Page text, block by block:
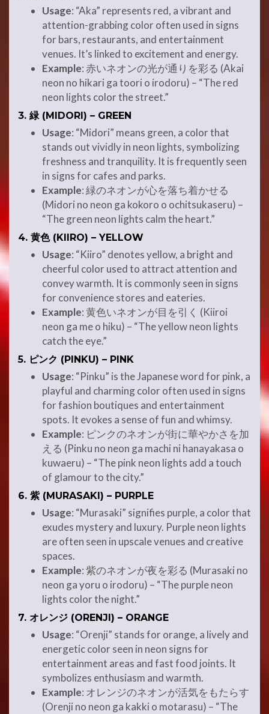
Usage: “Aka” represents red, a vibrant and
attention-grabbing color often used in signs
for bars, restaurants, and entertainment
venues. It’s linked to excitement and energy.
Example: 赤いネオンの光が通りを彩る (Akai
neon no hikari ga toori o irodoru) – “The red
neon lights color the street.”
3. 緑 (MIDORI) – GREEN
Usage: “Midori” means green, a color that
stands out vividly in neon lights, symbolizing
freshness and tranquility. It is frequently seen
in signs for cafes and parks.
Example: 緑のネオンが心を落ち着かせる
(Midori no neon ga kokoro o ochitsukaseru) –
“The green neon lights calm the heart.”
4. 黄色 (KIIRO) – YELLOW
Usage: “Kiiro” denotes yellow, a bright and
cheerful color used to attract attention and
convey warmth. It is commonly seen in signs
for convenience stores and eateries.
Example: 黄色いネオンが目を引く (Kiiroi
neon ga me o hiku) – “The yellow neon lights
catch the eye.”
5. ピンク (PINKU) – PINK
Usage: “Pinku” is the Japanese word for pink, a
playful and charming color often used in signs
for fashion boutiques and entertainment
spots. It evokes a sense of fun and whimsy.
Example: ピンクのネオンが街に華やかさを加
える (Pinku no neon ga machi ni hanayakasa o
kuwaeru) – “The pink neon lights add a touch
of glamour to the city.”
6. 紫 (MURASAKI) – PURPLE
Usage: “Murasaki” signifies purple, a color that
exudes mystery and luxury. Purple neon lights
are often seen in upscale venues and creative
spaces.
Example: 紫のネオンが夜を彩る (Murasaki no
neon ga yoru o irodoru) – “The purple neon
lights color the night.”
7. オレンジ (ORENJI) – ORANGE
Usage: “Orenji” stands for orange, a lively and
energetic color seen in neon signs for
entertainment areas and fast food joints. It
symbolizes enthusiasm and warmth.
Example: オレンジのネオンが活気をもたらす
(Orenji no neon ga kakki o motarasu) – “The